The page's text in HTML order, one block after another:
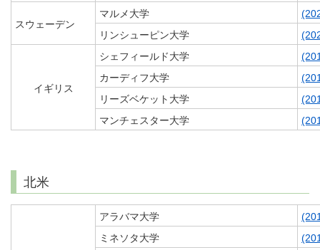
スウェーデン
マルメ大学
リンシューピン大学
イギリス
シェフィールド大学
カーディフ大学
リーズベケット大学
マンチェスター大学
北米
アラバマ大学
ミネソタ大学